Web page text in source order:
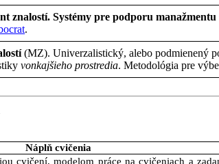
znalostí.Systémy prepodporu manažmentu
.
(MZ).Univerzalistický,alebo podmienený
vonkajšieho prostredia.Metodológia pre
Náplň cvičenia
cvičení, modelom práce na cvičeniach a